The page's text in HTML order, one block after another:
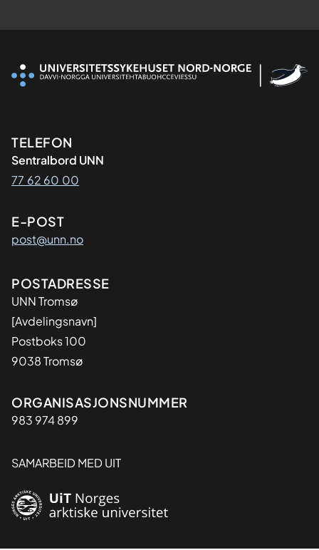
Kontaktinformasjon
TELEFON
Sentralbord UNN
77 62 60 00
E-POST
post@unn.no
Adresse
POSTADRESSE
UNN Tromsø
[Avdelingsnavn]
Postboks 100
9038 Tromsø
Organisasjon
ORGANISASJONSNUMMER
983 974 899
SAMARBEID MED UIT